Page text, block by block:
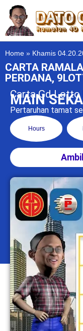
Home » Khamis
CARTA
PERDANA,
Carta Gd Lotto
MAIN
Pertaruhan tamat
Hours